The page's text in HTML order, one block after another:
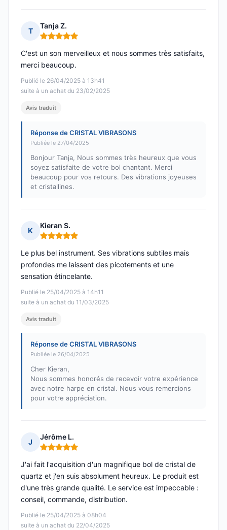
T
Tanja Z.
Note : 5 sur 5
Publié le 26/04/2025 à 13h41
suite à un achat du 23/02/2025
C'est un son merveilleux et nous sommes très satisfaits,
merci beaucoup.
Avis traduit
Réponse de CRISTAL VIBRASONS
Publiée le 27/04/2025
Bonjour Tanja, Nous sommes très heureux que vous
soyez satisfaite de votre bol chantant. Merci
beaucoup pour vos retours. Des vibrations joyeuses
et cristallines.
K
Kieran S.
Note : 5 sur 5
Publié le 25/04/2025 à 14h11
suite à un achat du 11/03/2025
Le plus bel instrument. Ses vibrations subtiles mais
profondes me laissent des picotements et une
sensation étincelante.
Avis traduit
Réponse de CRISTAL VIBRASONS
Publiée le 26/04/2025
Cher Kieran,
Nous sommes honorés de recevoir votre expérience
avec notre harpe en cristal. Nous vous remercions
pour votre appréciation.
J
Jérôme L.
Note : 5 sur 5
Publié le 25/04/2025 à 08h04
suite à un achat du 22/04/2025
J'ai fait l'acquisition d'un magnifique bol de cristal de
quartz et j'en suis absolument heureux. Le produit est
d'une très grande qualité. Le service est impeccable :
conseil, commande, distribution.